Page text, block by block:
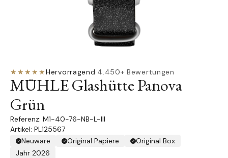
★★★★★Hervorragend·4.450+ Bewertungen
MÜHLE Glashütte Panova
Grün
M1-40-76-NB-L-III
Artikel: PL125567
Neuware
Original Papiere
Original Box
Jahr 2026